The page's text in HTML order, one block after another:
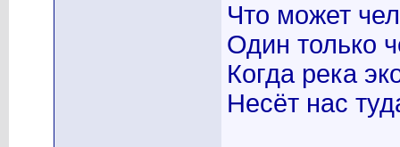
Что может
Один только
Когда река
Несёт нас